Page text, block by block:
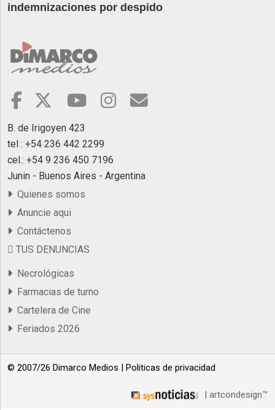
indemnizaciones por despido
B. de Irigoyen 423
tel : +54 236 442 2299
cel.: +54 9 236 450 7196
Junin - Buenos Aires - Argentina
Quienes somos
Anuncie aqui
Contáctenos
TUS DENUNCIAS
Necrológicas
Farmacias de turno
Cartelera de Cine
Feriados 2026
© 2007/26 Dimarco Medios | Politicas de privacidad
| artcondesign™